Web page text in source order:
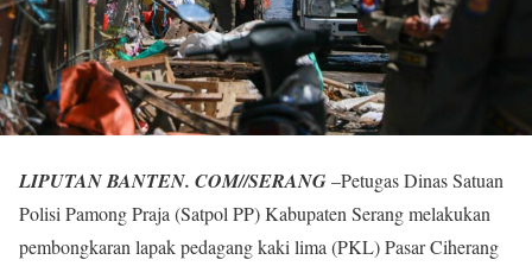
LIPUTAN BANTEN. COM//SERANG–Petugas Dinas Satuan
Polisi Pamong Praja (Satpol PP) Kabupaten Serang melakukan
pembongkaran lapak pedagang kaki lima (PKL) Pasar Ciherang